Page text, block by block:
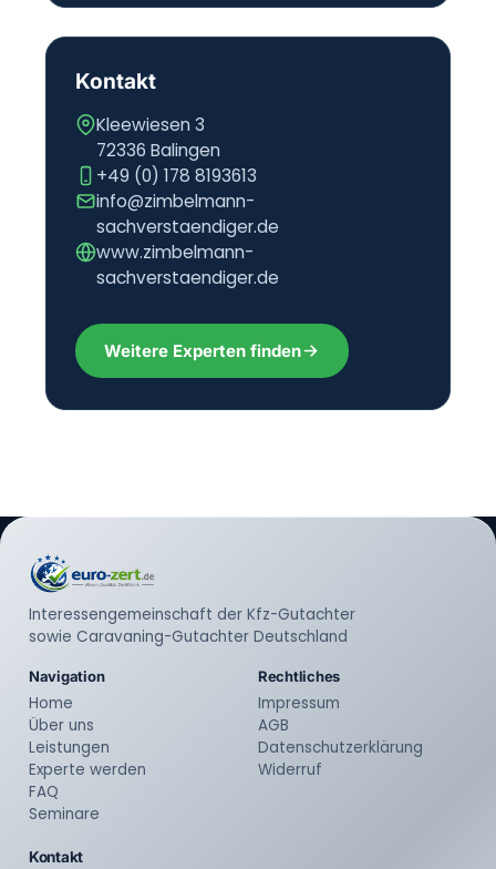
Kontakt
Kleewiesen 3
72336 Balingen
+49 (0) 178 8193613
info@zimbelmann-
sachverstaendiger.de
www.zimbelmann-
sachverstaendiger.de
Weitere Experten finden
Interessengemeinschaft der Kfz-Gutachter
sowie Caravaning-Gutachter Deutschland
Navigation
Home
Über uns
Leistungen
Experte werden
FAQ
Seminare
Rechtliches
Impressum
AGB
Datenschutzerklärung
Widerruf
Kontakt